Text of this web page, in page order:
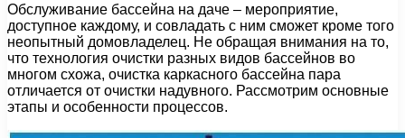
Обслуживание бассейна на даче – мероприятие,
доступное каждому, и совладать с ним сможет кроме того
неопытный домовладелец. Не обращая внимания на то,
что технология очистки разных видов бассейнов во
многом схожа, очистка каркасного бассейна пара
отличается от очистки надувного. Рассмотрим основные
этапы и особенности процессов.